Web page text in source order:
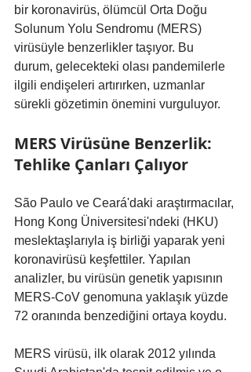
bir koronavirüs, ölümcül Orta Doğu
Solunum Yolu Sendromu (MERS)
virüsüyle benzerlikler taşıyor. Bu
durum, gelecekteki olası pandemilerle
ilgili endişeleri artırırken, uzmanlar
sürekli gözetimin önemini vurguluyor.
MERS Virüsüne Benzerlik:
Tehlike Çanları Çalıyor
São Paulo ve Ceará'daki araştırmacılar,
Hong Kong Üniversitesi'ndeki (HKU)
meslektaşlarıyla iş birliği yaparak yeni
koronavirüsü keşfettiler. Yapılan
analizler, bu virüsün genetik yapısının
MERS-CoV genomuna yaklaşık yüzde
72 oranında benzediğini ortaya koydu.
MERS virüsü, ilk olarak 2012 yılında